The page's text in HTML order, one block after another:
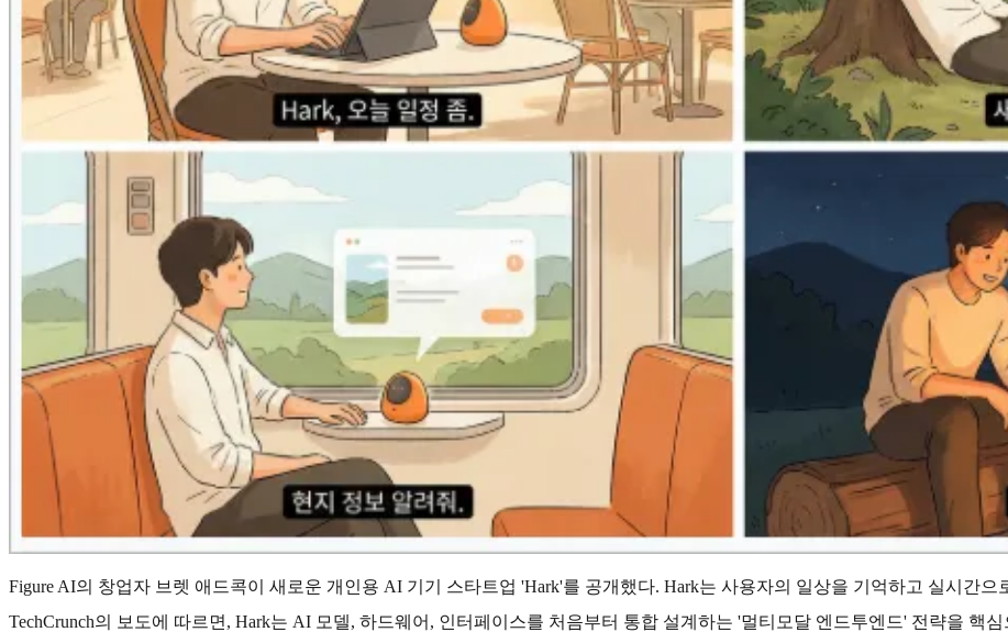
Figure AI의 창업자 브렛 애드콕이 새로운 개인용 AI 기기 스타트업 'Hark'를 공개했다. Hark는 사용자의 일상을 기억하고 실시간
TechCrunch의 보도에 따르면, Hark는 AI 모델, 하드웨어, 인터페이스를 처음부터 통합 설계하는 '멀티모달 엔드투엔드' 전략을 핵